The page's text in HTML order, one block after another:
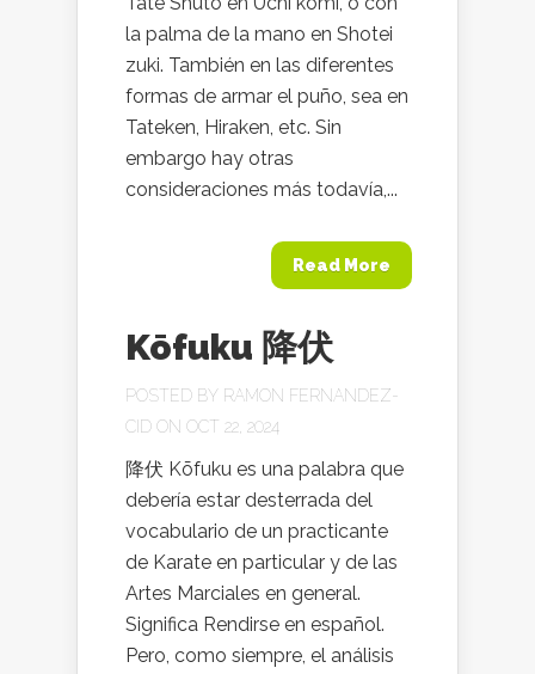
la palma de la mano en Shotei
zuki. También en las diferentes
formas de armar el puño, sea en
Tateken, Hiraken, etc. Sin
embargo hay otras
consideraciones más todavía,...
Read More
Kōfuku 降伏
POSTED BY RAMON FERNANDEZ-
CID ON OCT 22, 2024
降伏 Kōfuku es una palabra que
debería estar desterrada del
vocabulario de un practicante
de Karate en particular y de las
Artes Marciales en general.
Significa Rendirse en español.
Pero, como siempre, el análisis